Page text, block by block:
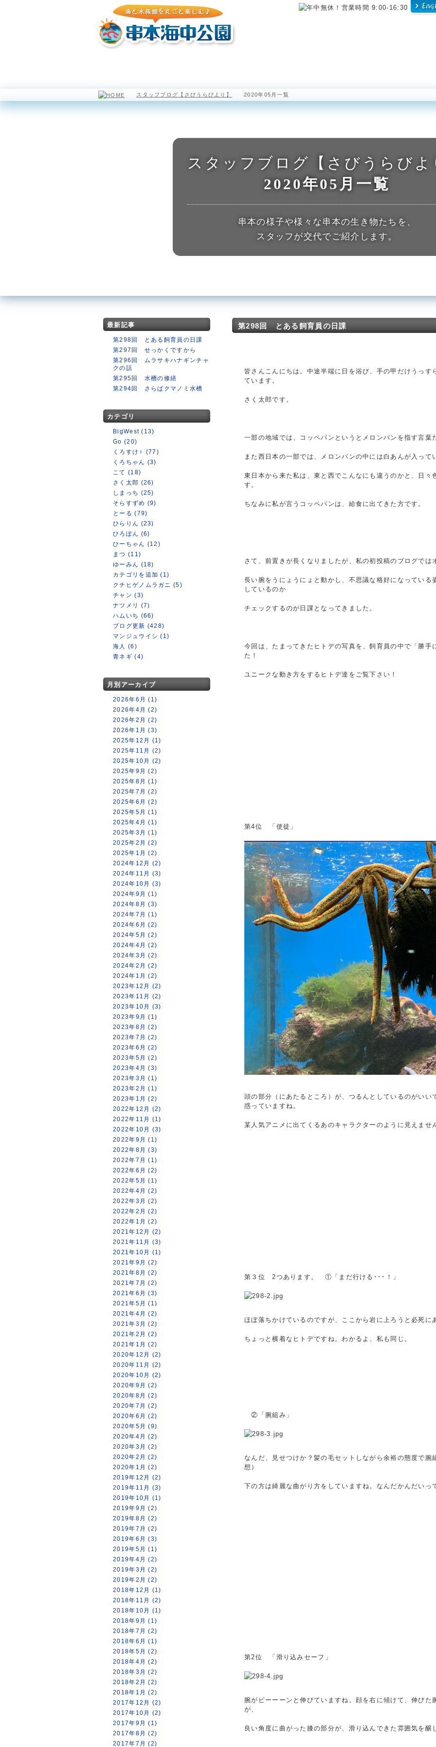
スタッフブログ【さびうらびより】 2020年05月一覧
スタッフブログ【さびうらびよ
2020年05月一覧
串本の様子や様々な串本の生き物たちを、
スタッフが交代でご紹介します。
最新記事
第298回 とある飼育員の日課
第297回 せっかくですから
第296回 ムラサキハナギンチャ
クの話
第295回 水槽の修繕
第294回 さらばクマノミ水槽
カテゴリ
BigWest (13)
Go (20)
くろすけ♀ (77)
くろちゃん (3)
こて (18)
さく太郎 (26)
しまっち (25)
そらすずめ (9)
とーる (79)
ひらりん (23)
ひろぽん (6)
ひーちゃん (12)
まつ (11)
ゆーみん (18)
カテゴリを追加 (1)
クチヒゲノムラガニ (5)
チャン (3)
ナツメリ (7)
ハムいち (66)
ブログ更新 (428)
マンジュウイシ (1)
海人 (6)
青ネギ (4)
月別アーカイブ
2026年6月 (1)
2026年4月 (2)
2026年2月 (2)
2026年1月 (3)
2025年12月 (1)
2025年11月 (2)
2025年10月 (2)
2025年9月 (2)
2025年8月 (1)
2025年7月 (2)
2025年6月 (2)
2025年5月 (1)
2025年4月 (1)
2025年3月 (1)
2025年2月 (2)
2025年1月 (2)
2024年12月 (2)
2024年11月 (3)
2024年10月 (3)
2024年9月 (1)
2024年8月 (3)
2024年7月 (1)
2024年6月 (2)
2024年5月 (2)
2024年4月 (2)
2024年3月 (2)
2024年2月 (2)
2024年1月 (2)
2023年12月 (2)
2023年11月 (2)
2023年10月 (3)
2023年9月 (1)
2023年8月 (2)
2023年7月 (2)
2023年6月 (2)
2023年5月 (2)
2023年4月 (3)
2023年3月 (1)
2023年2月 (1)
2023年1月 (2)
2022年12月 (2)
2022年11月 (1)
2022年10月 (3)
2022年9月 (1)
2022年8月 (3)
2022年7月 (1)
2022年6月 (2)
2022年5月 (1)
2022年4月 (2)
2022年3月 (2)
2022年2月 (2)
2022年1月 (2)
2021年12月 (2)
2021年11月 (3)
2021年10月 (1)
2021年9月 (2)
2021年8月 (2)
2021年7月 (2)
2021年6月 (3)
2021年5月 (1)
2021年4月 (2)
2021年3月 (2)
2021年2月 (2)
2021年1月 (2)
2020年12月 (2)
2020年11月 (2)
2020年10月 (2)
2020年9月 (2)
2020年8月 (2)
2020年7月 (2)
2020年6月 (2)
2020年5月 (9)
2020年4月 (2)
2020年3月 (2)
2020年2月 (2)
2020年1月 (2)
2019年12月 (2)
2019年11月 (3)
2019年10月 (1)
2019年9月 (2)
2019年8月 (2)
2019年7月 (2)
2019年6月 (3)
2019年5月 (1)
2019年4月 (2)
2019年3月 (2)
2019年2月 (2)
2018年12月 (1)
2018年11月 (2)
2018年10月 (1)
2018年9月 (1)
2018年7月 (2)
2018年6月 (1)
2018年5月 (2)
2018年4月 (2)
2018年3月 (2)
2018年2月 (2)
2018年1月 (2)
2017年12月 (2)
2017年10月 (2)
2017年9月 (1)
2017年8月 (2)
2017年7月 (2)
第298回 とある飼育員の日課
皆さんこんにちは。中途半端に日を浴び、手の甲だけうっす
ています。
さく太郎です。
一部の地域では、コッペパンというとメロンパンを指す言葉
また西日本の一部では、メロンパンの中には白あんが入って
東日本から来た私は、東と西でこんなにも違うのかと、日々
す。
ちなみに私が言うコッペパンは、給食に出てきた方です。
さて、前置きが長くなりましたが、私の初投稿のブログでは
長い腕をうにょうにょと動かし、不思議な格好になっている
しているのか
チェックするのが日課となってきました。
今回は、たまってきたヒトデの写真を、飼育員の中で「勝手
た！
ユニークな動き方をするヒトデ達をご覧下さい！
第4位 「使徒」
頭の部分（にあたるところ）が、つるんとしているのがいい
惑っていますね。
某人気アニメに出てくるあのキャラクターのように見えませ
第３位 2つあります。 ①「まだ行ける･･･！」
ほぼ落ちかけているのですが、ここから岩に上ろうと必死に
ちょっと横着なヒトデですね。わかるよ、私も同じ。
②「腕組み」
なんだ、見せつけか？髪の毛セットしながら余裕の態度で腕
想）
下の方は綺麗な曲がり方をしていますね。なんだかんだいっ
第2位 「滑り込みセーフ」
腕がピーーーンと伸びていますね。顔を右に傾けて、伸びた
が、
良い角度に曲がった膝の部分が、滑り込んできた雰囲気を醸